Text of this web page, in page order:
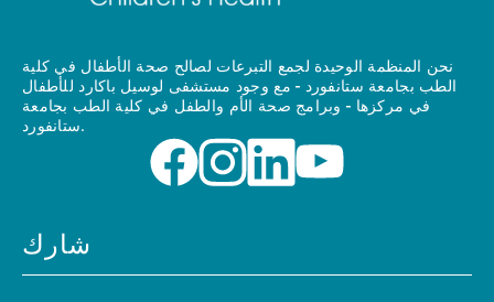
نحن المنظمة الوحيدة لجمع التبرعات لصالح صحة الأطفال في كلية
الطب بجامعة ستانفورد - مع وجود مستشفى لوسيل باكارد للأطفال
في مركزها - وبرامج صحة الأم والطفل في كلية الطب بجامعة
ستانفورد.
شارك